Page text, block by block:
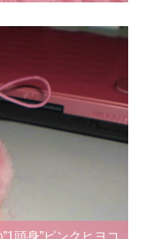
頭身”ピンクヒヨコ